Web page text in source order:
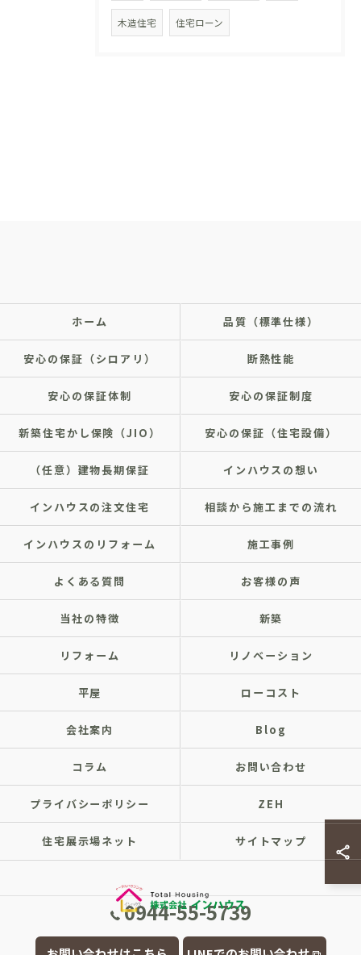
木造住宅 住宅ローン
0944-55-5739
ホーム 品質（標準仕様）
安心の保証（シロアリ） 断熱性能
安心の保証体制 安心の保証制度
新築住宅かし保険（JIO） 安心の保証（住宅設備）
（任意）建物長期保証 インハウスの想い
インハウスの注文住宅 相談から施工までの流れ
インハウスのリフォーム 施工事例
よくある質問 お客様の声
当社の特徴 新築
リフォーム リノベーション
平屋 ローコスト
会社案内 Blog
コラム お問い合わせ
プライバシーポリシー ZEH
住宅展示場ネット サイトマップ
© 2026 福岡県大牟田市の注文住宅なら株式会社インハウス ALL RIGHTS